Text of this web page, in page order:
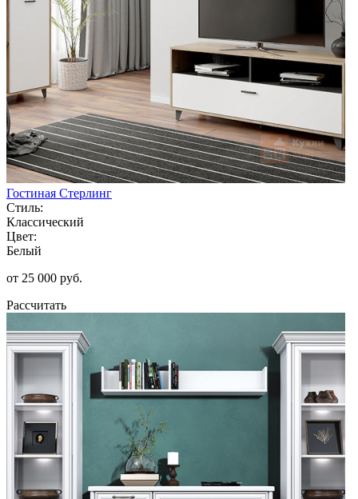
Гостиная Стерлинг
Стиль:
Классический
Цвет:
Белый
от 25 000 руб.
Рассчитать